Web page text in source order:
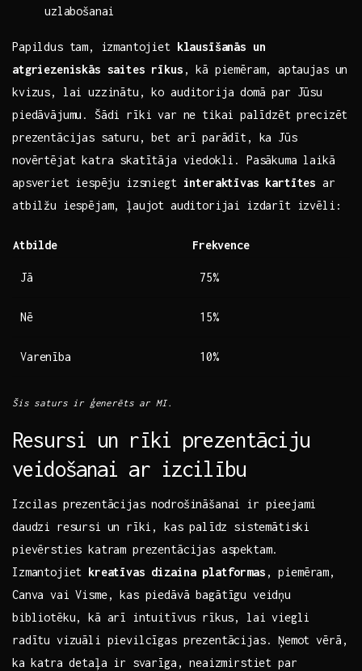
uzlabošanai
Papildus tam,⁣ izmantojiet klausīšanās un
atgriezeniskās‌ saites⁣ rīkus , kā piemēram,⁣ aptaujas un
kvizus, lai uzzinātu, ko auditorija ⁣domā par Jūsu
piedāvājumu. Šādi rīki var⁤ ne tikai⁢ palīdzēt precizēt
prezentācijas saturu, bet arī ⁢parādīt,​ ka Jūs
novērtējat katra skatītāja⁤ viedokli. Pasākuma​ laikā
apsveriet ⁣iespēju izsniegt interaktīvas kartītes ar
atbilžu iespējam, ļaujot ⁢auditorijai izdarīt izvēli:
Atbilde Frekvence
Jā 75%
Nē 15%
Varenība 10%
Šis saturs ir‌ ģenerēts ar MI.
Resursi ‌un rīki prezentāciju⁣
veidošanai ar izcilību
Izcilas​ prezentācijas nodrošināšanai ‌ir pieejami
daudzi resursi ​un⁢ rīki,⁣ kas palīdz sistemātiski‍
pievērsties katram prezentācijas ‌aspektam.
Izmantojiet kreatīvas dizaina platformas , piemēram,
Canva vai Visme, kas‌ piedāvā bagātīgu veidņu
bibliotēku,‍ kā‌ arī ⁢intuitīvus rīkus, lai viegli
radītu ‍vizuāli pievilcīgas prezentācijas.⁤ Ņemot vērā,
ka⁣ katra detaļa ir svarīga,⁣ neaizmirstiet par